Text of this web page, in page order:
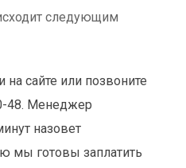
следующим
на сайте или позвоните
48. Менеджер
назовет
мы готовы заплатить